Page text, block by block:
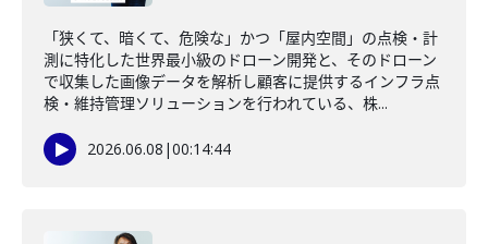
「狭くて、暗くて、危険な」かつ「屋内空間」の点検・計
測に特化した世界最小級のドローン開発と、そのドローン
で収集した画像データを解析し顧客に提供するインフラ点
検・維持管理ソリューションを行われている、株...
2026.06.08 |00:14:44